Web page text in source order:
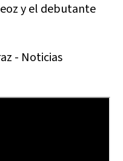
y el debutante
- Noticias